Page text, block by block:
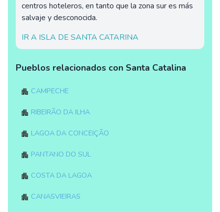
centros hoteleros, en tanto que la zona sur es más
salvaje y desconocida.
IR A ISLA DE SANTA CATARINA
Pueblos relacionados con Santa Catalina
Campeche
Ribeirão da Ilha
Lagoa da Conceição
Pantano do Sul
Costa da Lagoa
Canasvieiras